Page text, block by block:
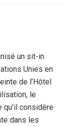
un sit-in
Unies en
de l’Hôtel
le
considère
dans les